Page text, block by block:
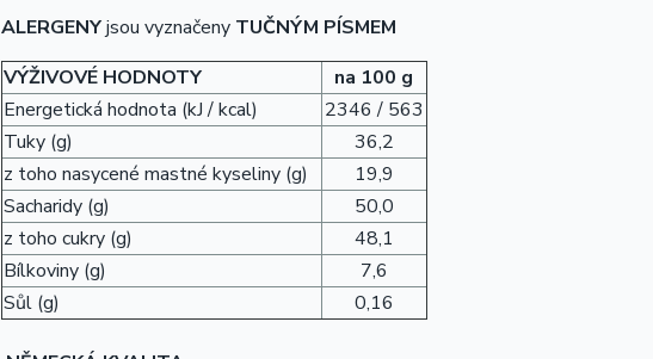
ALERGENYjsou vyznačeny TUČNÝM PÍSMEM
VÝŽIVOVÉ HODNOTY
na 100 g
Energetická hodnota (kJ / kcal)
2346 / 563
Tuky (g)
36,2
z toho nasycené mastné kyseliny (g)
19,9
Sacharidy (g)
50,0
z toho cukry (g)
48,1
Bílkoviny (g)
7,6
Sůl (g)
0,16